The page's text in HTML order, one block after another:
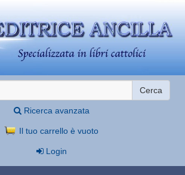
Cerca
Ricerca avanzata
Il tuo carrello è vuoto
Login